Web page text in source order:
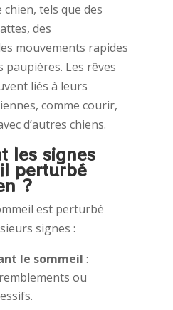
tels que des
des
mouvements rapides
paupières. Les rêves
liés à leurs
comme courir,
d’autres chiens.
les signes
perturbé
?
est perturbé
signes :
le sommeil :
ou